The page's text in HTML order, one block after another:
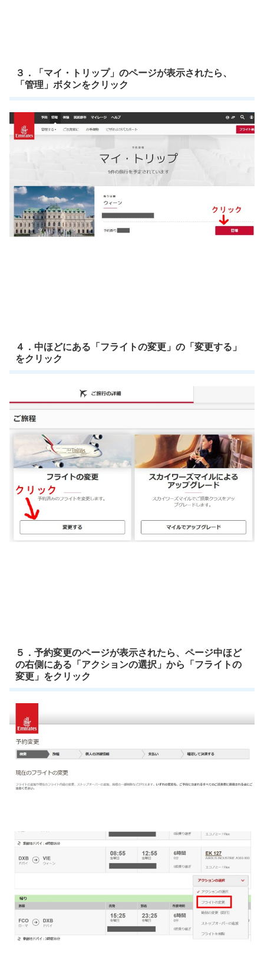
３．「マイ・トリップ」のページが表示されたら、
「管理」ボタンをクリック
４．中ほどにある「フライトの変更」の「変更する」
をクリック
５．予約変更のページが表示されたら、ページ中ほど
の右側にある「アクションの選択」から「フライトの
変更」をクリック